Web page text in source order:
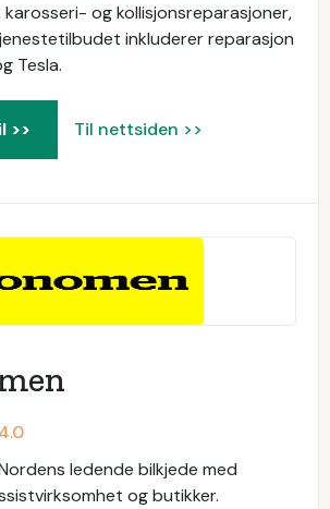
og kollisjonsreparasjoner,
inkluderer reparasjon
Tesla.
>> Til nettsiden >>
4.0
ledende bilkjede med
og butikker.